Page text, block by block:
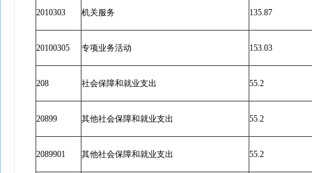
2010303 机关服务 135.87
20100305 专项业务活动 153.03
208 社会保障和就业支出 55.2
20899 其他社会保障和就业支出 55.2
2089901 其他社会保障和就业支出 55.2